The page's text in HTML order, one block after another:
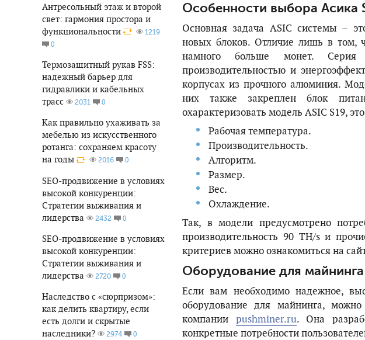
Антресольный этаж и второй
свет: гармония простора и
функциональности
1219
0
Термозащитный рукав FSS:
надежный барьер для
гидравлики и кабельных
трасс
2031 0
Как правильно ухаживать за
мебелью из искусственного
ротанга: сохраняем красоту
на годы
2016 0
SEO-продвижение в условиях
высокой конкуренции:
Стратегии выживания и
лидерства
2432 0
SEO-продвижение в условиях
высокой конкуренции:
Стратегии выживания и
лидерства
2720 0
Наследство с «сюрпризом»:
как делить квартиру, если
есть долги и скрытые
наследники?
2974 0
Особенности выбора Асика
Основная задача ASIC системы –
новых блоков. Отличие лишь в том,
намного больше монет. Серия
производительностью и
корпусах из прочного алюминия.
них также закреплен блок
охарактеризовать модель ASIC S19,
Рабочая температура.
Производительность.
Алгоритм.
Размер.
Вес.
Охлаждение.
Так, в модели предусмотрено
производительность 90 TH/s и
критериев можно ознакомиться на
Оборудование для майнинга
Если вам необходимо надежное,
оборудование для майнинга,
компании pushminer.ru. Она
конкретные потребности